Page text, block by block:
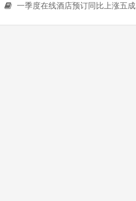
一季度在线酒店预订同比上涨五成